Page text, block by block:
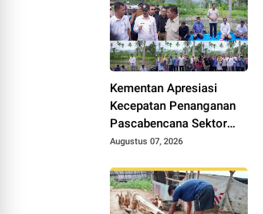
Kementan Apresiasi
Kecepatan Penanganan
Pascabencana Sektor
Pertanian Kabupaten
Irigasi Naik dari 13
Menjadi 74 Unit.
Augustus 07, 2026